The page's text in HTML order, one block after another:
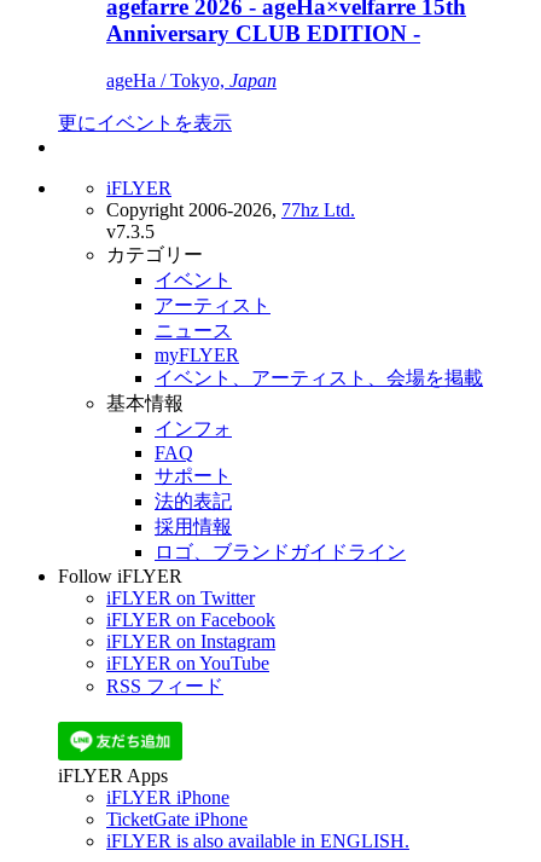
agefarre 2026 - ageHa×velfarre 15th
Anniversary CLUB EDITION -
ageHa / Tokyo, Japan
更にイベントを表示
iFLYER
Copyright 2006-2026, 77hz Ltd.
v7.3.5
カテゴリー
イベント
アーティスト
ニュース
myFLYER
イベント、アーティスト、会場を掲載
基本情報
インフォ
FAQ
サポート
法的表記
採用情報
ロゴ、ブランドガイドライン
Follow iFLYER
iFLYER on Twitter
iFLYER on Facebook
iFLYER on Instagram
iFLYER on YouTube
RSS フィード
iFLYER Apps
iFLYER iPhone
TicketGate iPhone
iFLYER is also available in ENGLISH.